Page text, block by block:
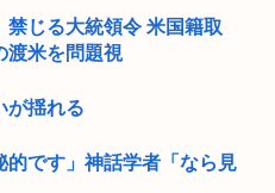
禁じる大統領令 米国籍取
渡米を問題視
が揺れる
です」神話学者「なら見